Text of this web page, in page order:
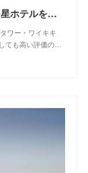
【トランプタワー・ワイキキ】 五つ星ホテルを所有する贅沢
ワー・ワイキキ
ても高い評価の…